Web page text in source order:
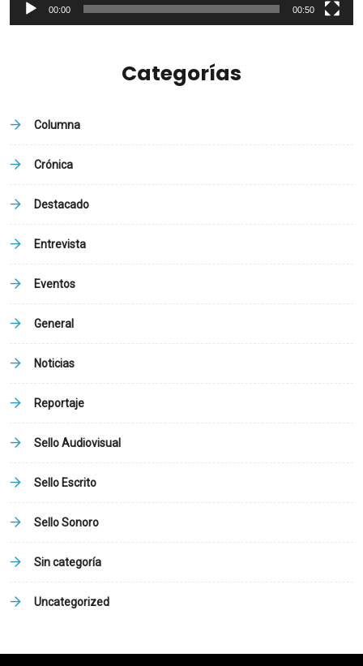
00:00 00:50
Categorías
Columna
Crónica
Destacado
Entrevista
Eventos
General
Noticias
Reportaje
Sello Audiovisual
Sello Escrito
Sello Sonoro
Sin categoría
Uncategorized